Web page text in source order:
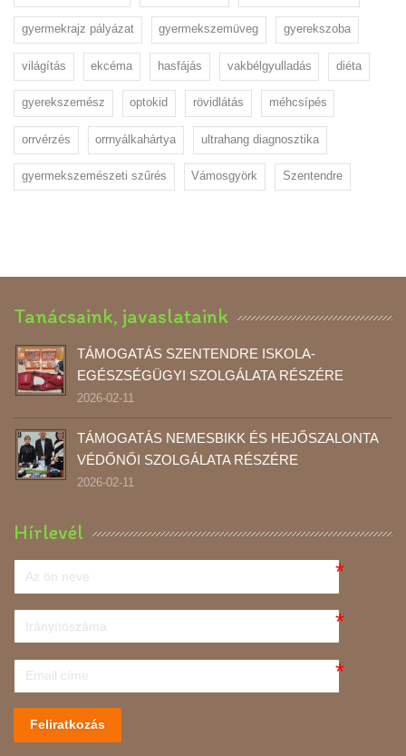
gyermekrajz pályázat gyermekszemüveg gyerekszoba
világítás ekcéma hasfájás vakbélgyulladás diéta
gyerekszemész optokid rövidlátás méhcsípés
orrvérzés orrnyálkahártya ultrahang diagnosztika
gyermekszemészeti szűrés Vámosgyörk Szentendre
Tanácsaink, javaslataink
TÁMOGATÁS SZENTENDRE ISKOLA-
EGÉSZSÉGÜGYI SZOLGÁLATA RÉSZÉRE
2026-02-11
TÁMOGATÁS NEMESBIKK ÉS HEJŐSZALONTA
VÉDŐNŐI SZOLGÁLATA RÉSZÉRE
2026-02-11
Hírlevél
Feliratkozás